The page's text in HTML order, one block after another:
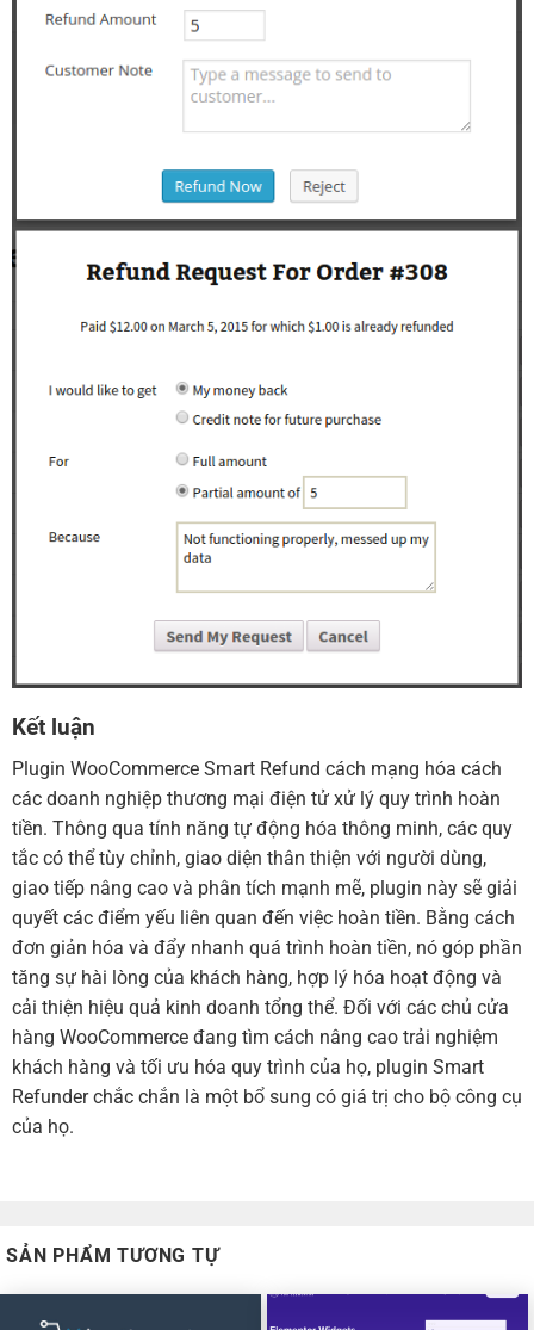
Kết luận
Plugin WooCommerce Smart Refund cách mạng hóa cách
các doanh nghiệp thương mại điện tử xử lý quy trình hoàn
tiền. Thông qua tính năng tự động hóa thông minh, các quy
tắc có thể tùy chỉnh, giao diện thân thiện với người dùng,
giao tiếp nâng cao và phân tích mạnh mẽ, plugin này sẽ giải
quyết các điểm yếu liên quan đến việc hoàn tiền. Bằng cách
đơn giản hóa và đẩy nhanh quá trình hoàn tiền, nó góp phần
tăng sự hài lòng của khách hàng, hợp lý hóa hoạt động và
cải thiện hiệu quả kinh doanh tổng thể. Đối với các chủ cửa
hàng WooCommerce đang tìm cách nâng cao trải nghiệm
khách hàng và tối ưu hóa quy trình của họ, plugin Smart
Refunder chắc chắn là một bổ sung có giá trị cho bộ công cụ
của họ.
SẢN PHẨM TƯƠNG TỰ